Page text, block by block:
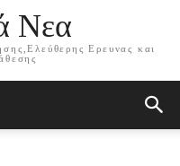
Νεα
Ερευνας και